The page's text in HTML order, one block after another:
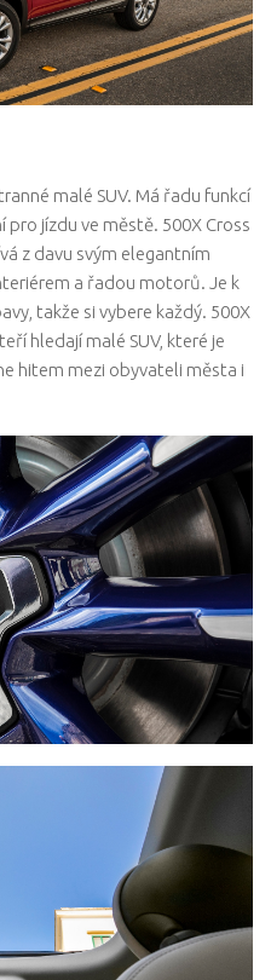
malé SUV. Má řadu funkcí
jízdu ve městě. 500X Cross
z davu svým elegantním
a řadou motorů. Je k
takže si vybere každý. 500X
hledají malé SUV, které je
hitem mezi obyvateli města i